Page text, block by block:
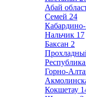
Абай
Семей 24
Кабардино-
Нальчик 17
Баксан 2
Горно-
Кокшетау